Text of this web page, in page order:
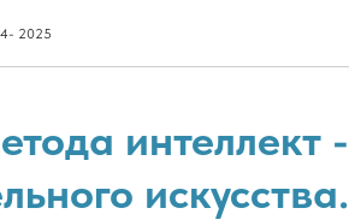
2025
интеллект -
искусства.